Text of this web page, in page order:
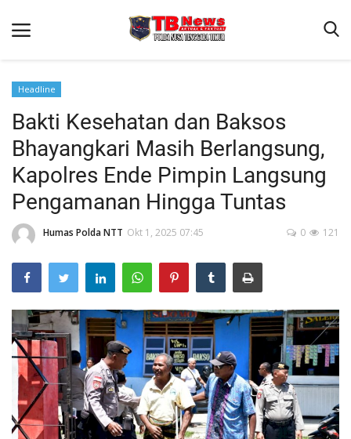
Beranda
Binkam
Terms & Conditions
Reskrim
Lantas
Polisi Kita
Mitra Polisi
Giat Ops
Link Polda NTT
Headline
Bakti Kesehatan dan Baksos
Bhayangkari Masih Berlangsung,
Kapolres Ende Pimpin Langsung
Pengamanan Hingga Tuntas
Humas Polda NTT Okt 1, 2025 07:45 121
0